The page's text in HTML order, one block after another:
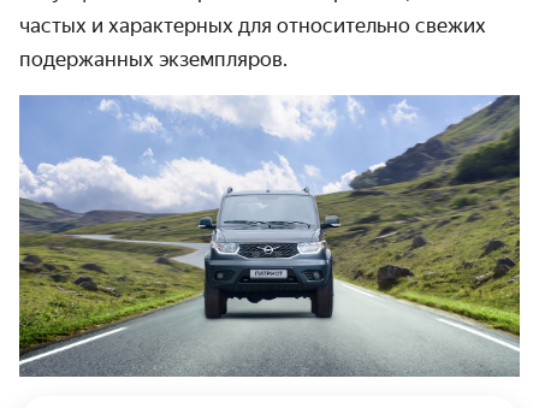
частых и характерных для относи­тельно свежих
подержанных экземпляров.